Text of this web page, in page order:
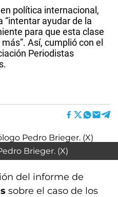
política internacional,
“intentar ayudar de la
para que esta clase
Así, cumplió con el
Periodistas
Brieger. (X)
del informe de
sobre el caso de los